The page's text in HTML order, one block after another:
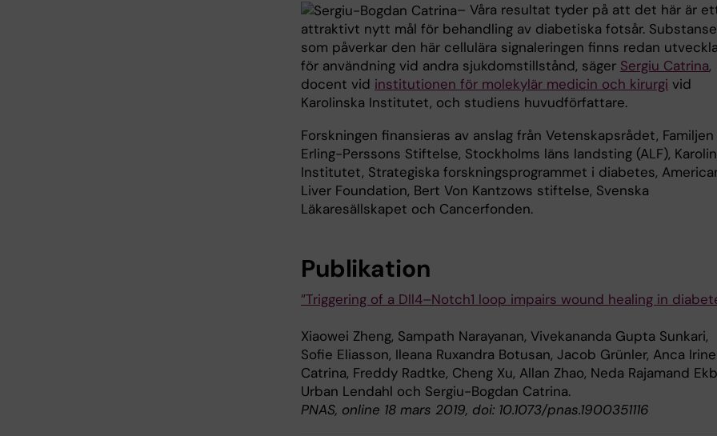
– Våra resultat tyder på att det här är
attraktivt nytt mål för behandling av diabetiska fotsår.
som påverkar den här cellulära signaleringen finns redan
för användning vid andra sjukdomstillstånd, säger Sergiu Catrina,
docent vid institutionen för molekylär medicin och kirurgi vid
Karolinska Institutet, och studiens huvudförfattare.
Forskningen finansieras av anslag från Vetenskapsrådet, Familjen
Erling-Perssons Stiftelse, Stockholms läns landsting (ALF),
Institutet, Strategiska forskningsprogrammet i diabetes,
Liver Foundation, Bert Von Kantzows stiftelse, Svenska
Läkaresällskapet och Cancerfonden.
Publikation
”Triggering of a Dll4–Notch1 loop impairs wound healing in
Xiaowei Zheng, Sampath Narayanan, Vivekananda Gupta Sunkari,
Sofie Eliasson, Ileana Ruxandra Botusan, Jacob Grünler, Anca
Catrina, Freddy Radtke, Cheng Xu, Allan Zhao, Neda Rajamand
Urban Lendahl och Sergiu-Bogdan Catrina.
PNAS, online 18 mars 2019, doi: 10.1073/pnas.1900351116